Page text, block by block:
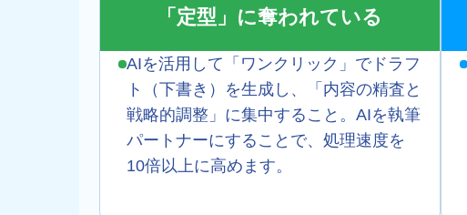
「定型」に奪われている
AIを活用して「ワンクリック」でドラフ
ト（下書き）を生成し、「内容の精査と
戦略的調整」に集中すること。AIを執筆
パートナーにすることで、処理速度を
10倍以上に高めます。